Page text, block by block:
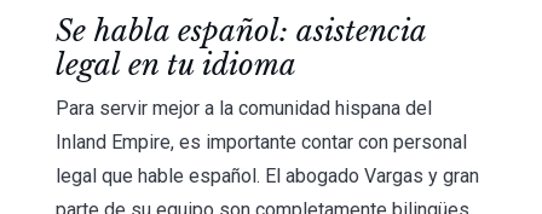
Se habla español: asistencia
legal en tu idioma
Para servir mejor a la comunidad hispana del
Inland Empire, es importante contar con personal
legal que hable español. El abogado Vargas y gran